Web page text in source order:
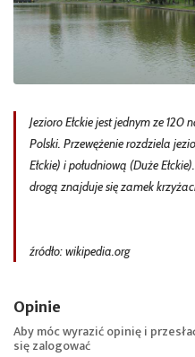
Jezioro Ełckie jest jednym ze 120
Polski. Przewężenie rozdziela
Ełckie) i południową (Duże
drogą znajduje się zamek
źródło: wikipedia.org
Opinie
Aby móc wyrazić opinię i
sięzalogować